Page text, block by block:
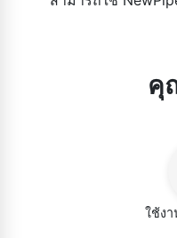
คุ
ใช้ง